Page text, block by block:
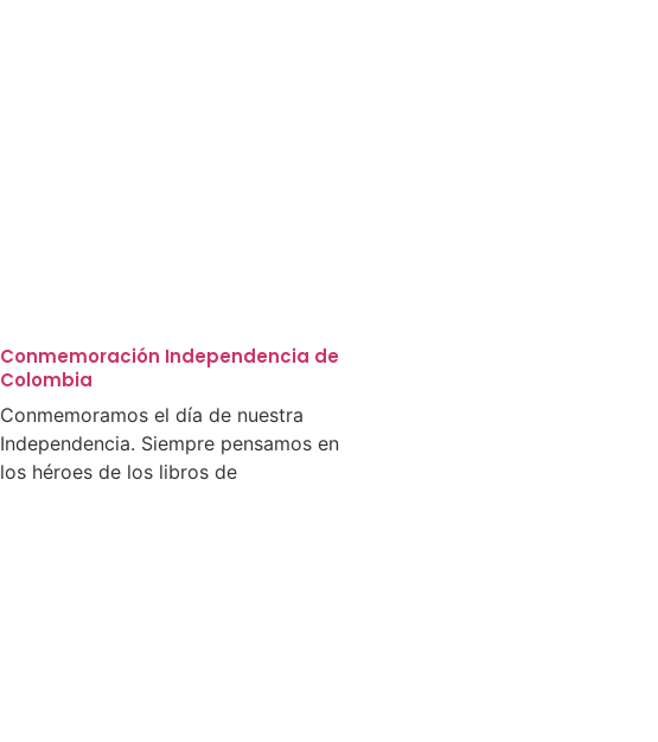
Conmemoración Independencia de
Colombia
Conmemoramos el día de nuestra
Independencia. Siempre pensamos en
los héroes de los libros de